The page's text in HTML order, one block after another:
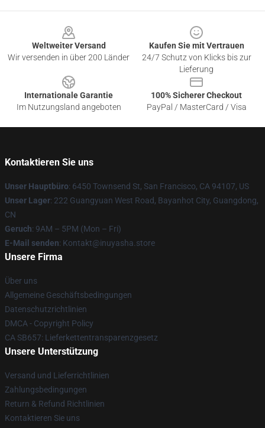
Weltweiter Versand
Wir versenden in über 200 Länder
Kaufen Sie mit Vertrauen
24/7 Schutz von Klicks bis zur
Lieferung
Internationale Garantie
Im Nutzungsland angeboten
100% Sicherer Checkout
PayPal / MasterCard / Visa
Kontaktieren Sie uns
Unser Hauptbüro: 6450 Townsend St, San Francisco, CA 94107, US
Unser Lager: 222 Guangyuan West Road, Bayanhot City, Guangdong,
CN
Geruch: 9AM – 5PM (Mon – Fri)
E-Mail senden: Kontakt@inuyasha.store
Unsere Firma
Über uns
Allgemeine Geschäftsbedingungen
Datenschutzrichtlinien
DMCA - Copyright Policy
CA SB657: Lieferkettentransparenzgesetz
Unsere Unterstützung
Versand und Lieferrichtlinien
Zahlungsbedingungen
Return & Refund Richtlinien
Kontaktieren Sie uns